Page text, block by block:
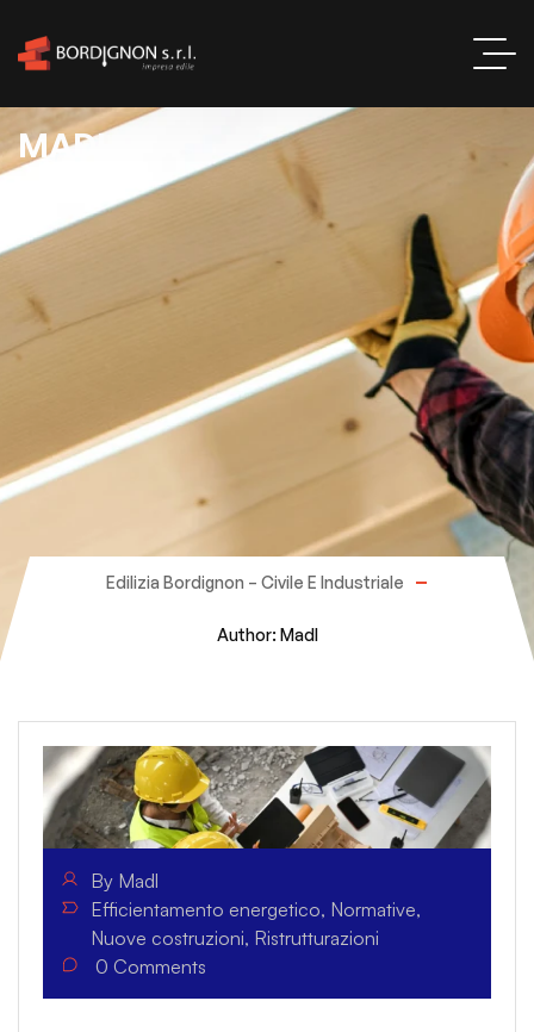
MADL
Edilizia Bordignon – Civile E Industriale
Author: Madl
By Madl
Efficientamento energetico, Normative,
Nuove costruzioni, Ristrutturazioni
0 Comments